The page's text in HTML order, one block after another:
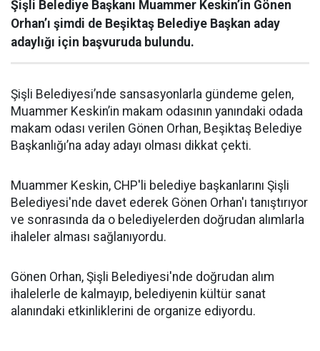
Şişli Belediye Başkanı Muammer Keskin’in Gönen
Orhan’ı şimdi de Beşiktaş Belediye Başkan aday
adaylığı için başvuruda bulundu.
Şişli Belediyesi’nde sansasyonlarla gündeme gelen,
Muammer Keskin’in makam odasının yanındaki odada
makam odası verilen Gönen Orhan, Beşiktaş Belediye
Başkanlığı’na aday adayı olması dikkat çekti.
Muammer Keskin, CHP'li belediye başkanlarını Şişli
Belediyesi'nde davet ederek Gönen Orhan'ı tanıştırıyor
ve sonrasında da o belediyelerden doğrudan alımlarla
ihaleler alması sağlanıyordu.
Gönen Orhan, Şişli Belediyesi'nde doğrudan alım
ihalelerle de kalmayıp, belediyenin kültür sanat
alanındaki etkinliklerini de organize ediyordu.